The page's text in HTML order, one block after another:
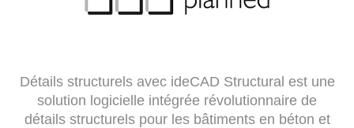
Détails structurels avec ideCAD Structural est une
solution logicielle intégrée révolutionnaire de
détails structurels pour les bâtiments en béton et